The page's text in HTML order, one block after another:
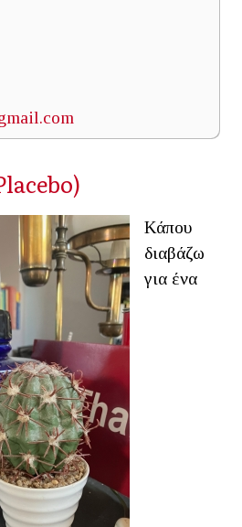
Κάπου
διαβάζω
για ένα